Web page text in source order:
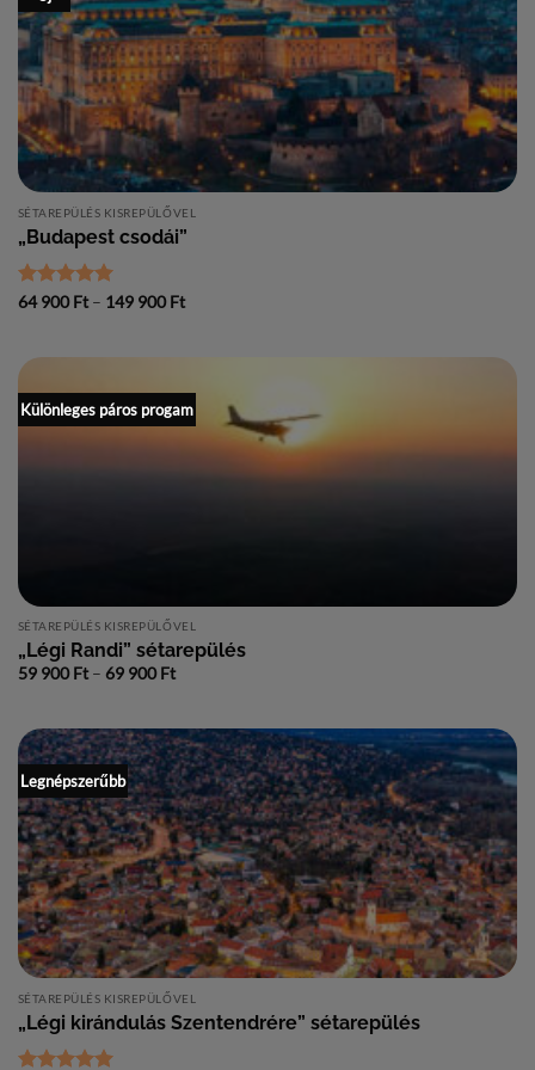
SÉTAREPÜLÉS KISREPÜLŐVEL
„Budapest csodái”
Értékelés: 5
64 900Ft – 149 900FtÁrtartomány:
Különleges páros progam
SÉTAREPÜLÉS KISREPÜLŐVEL
„Légi Randi” sétarepülés
59 900Ft – 69 900FtÁrtartomány:
69
900 Ft
Legnépszerűbb
SÉTAREPÜLÉS KISREPÜLŐVEL
„Légi kirándulás Szentendrére” sétarepülés